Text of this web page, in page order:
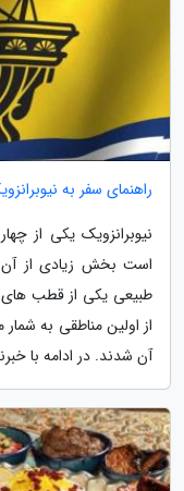
راهنمای سفر به
نیوبرانزویک یکی از
است بخش زیادی از آن
طبیعی یکی از قطب های
آن شدند. در ادامه با